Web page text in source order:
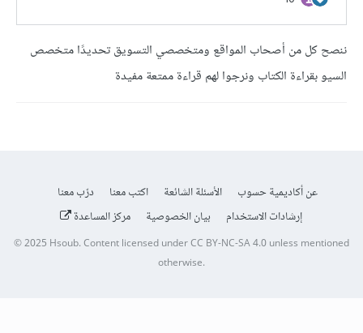
ننصح كل من أصحاب المواقع ومتخصصي التسويق تحديدًا متخصص
السيو بقراءة الكتاب ونرجوا لهم قراءة ممتعة مفيدة
عن أكاديمية حسوب الأسئلة الشائعة اكتب معنا
درّب معنا
إرشادات الاستخدام
بيان الخصوصية مركز المساعدة
© 2025 Hsoub.Content licensed underCC BY-NC-SA 4.0unless mentioned
otherwise.